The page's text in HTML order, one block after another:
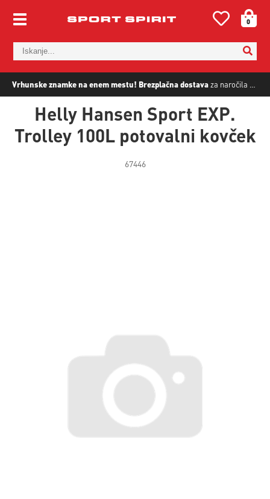
Vrhunske znamke na enem mestu! Brezplačna dostavaza naročila nad
0
Helly Hansen Sport EXP.
Trolley 100L potovalni kovček
67446